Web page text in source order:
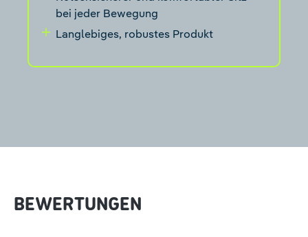
bei jeder Bewegung
Langlebiges, robustes Produkt
BEWERTUNGEN